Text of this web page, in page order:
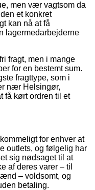
men vær vagtsom da
et konkret
kan nå at få
lagermedarbejderne
fragt, men i mange
for en bestemt sum.
fragttype, som i
nær Helsingør,
få kørt ordren til et
for enhver at
outlets, og følgelig har
sig nødsaget til at
af deres varer – til
– voldsomt, og
betaling.